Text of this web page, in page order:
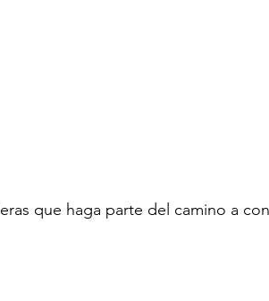
que haga parte del camino a